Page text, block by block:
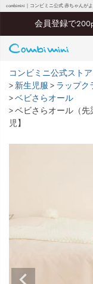
combimini｜コンビミニ公式 赤ちゃんが
会員登録で
コンビミニ公式ストア
新生児服
ラップク
ベビさらオール
ベビさらオール（
児】